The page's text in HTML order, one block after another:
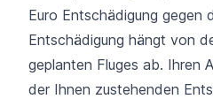
Euro Entschädigung gegen
Entschädigung hängt von
geplanten Fluges ab. Ihren
der Ihnen zustehenden